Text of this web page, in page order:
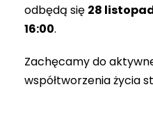
odbędą się 28
16:00.
Zachęcamy do
współtworzenia życia